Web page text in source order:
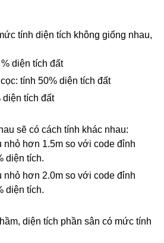
tính diện tích không giống nhau,
diện tích đất
tính 50% diện tích đất
diện tích đất
sẽ có cách tính khác nhau:
nhỏ hơn 1.5m so với code đỉnh
diện tích.
nhỏ hơn 2.0m so với code đỉnh
diện tích.
diện tích phần sân có mức tính